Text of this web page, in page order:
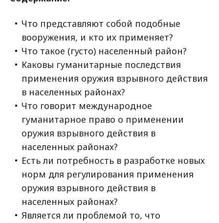
Что представляют собой подобные
вооружения, и кто их применяет?
Что такое (густо) населенный район?
Каковы гуманитарные последствия
применения оружия взрывного действия
в населенных районах?
Что говорит международное
гуманитарное право о применении
оружия взрывного действия в
населенных районах?
Есть ли потребность в разработке новых
норм для регулирования применения
оружия взрывного действия в
населенных районах?
Является ли проблемой то, что